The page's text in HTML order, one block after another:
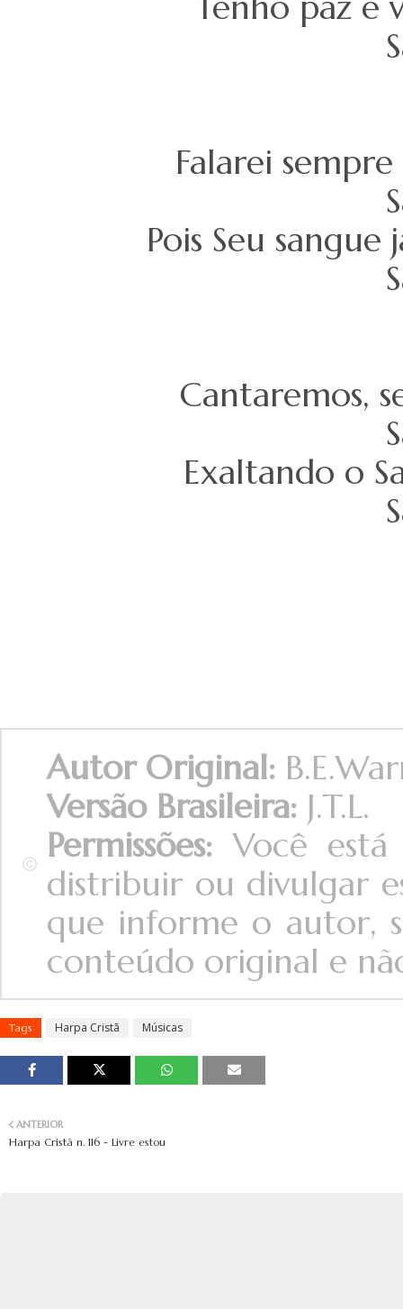
Falarei
Pois Seu
Cantaremos,
Exaltando o
Autor Original:
Versão Brasileira: J.T.L.
Permissões:Você
distribuir ou divulgar
que informe o autor,
conteúdo original e
Tags Harpa Cristã Músicas
ANTERIOR
Harpa Cristã n. 116 - Livre estou